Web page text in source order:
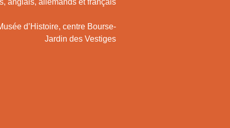
anglais, allemands et français
d’Histoire, centre Bourse-
Jardin des Vestiges